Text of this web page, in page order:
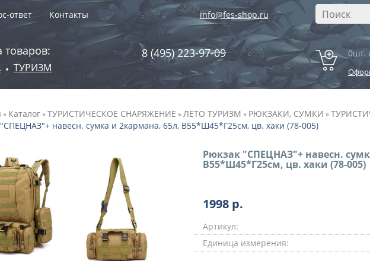
ответ Контакты info@fes-shop.ru
товаров:
• ТУРИЗМ
8 (495) 223-97-09 0шт.
» Каталог»ТУРИСТИЧЕСКОЕ СНАРЯЖЕНИЕ »ЛЕТО ТУРИЗМ » РЮКЗАКИ, СУМКИ »
навесн. сумка и 2кармана, 65л, В55*Ш45*Г25см, цв. хаки (78-005)
Рюкзак "СПЕЦНАЗ"+ навесн.
В55*Ш45*Г25см, цв. хаки (78-005)
1998 р.
Артикул:
Единица измерения: